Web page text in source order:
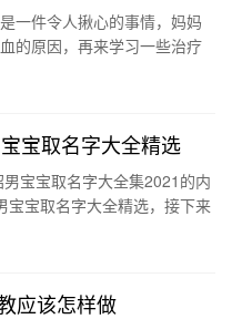
一件令人揪心的事情，妈妈
的原因，再来学习一些治疗
宝取名字大全精选
宝宝取名字大全集2021的内
宝宝取名字大全精选，接下来
应该怎样做